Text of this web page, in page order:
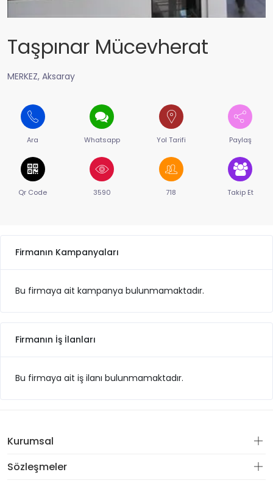
Taşpınar Mücevherat
MERKEZ, Aksaray
Ara Whatsapp Yol Tarifi Paylaş
Qr Code 3590 718 Takip Et
Firmanın Kampanyaları
Bu firmaya ait kampanya bulunmamaktadır.
Firmanın İş İlanları
Bu firmaya ait iş ilanı bulunmamaktadır.
Kurumsal
Sözleşmeler